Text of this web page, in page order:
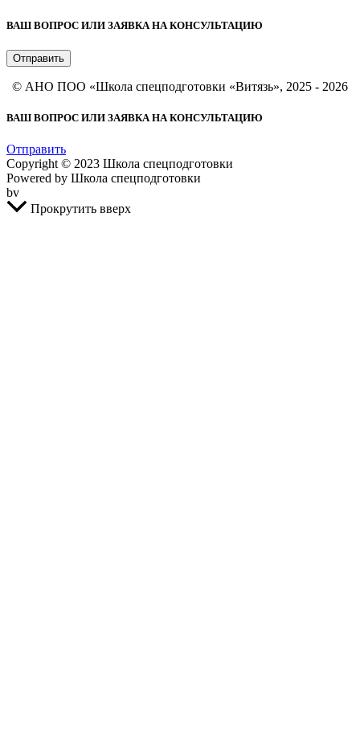
ВАШ ВОПРОС ИЛИ ЗАЯВКА НА КОНСУЛЬТАЦИЮ
Отправить
© АНО ПОО «Школа спецподготовки «Витязь», 2025 - 2026
ВАШ ВОПРОС ИЛИ ЗАЯВКА НА КОНСУЛЬТАЦИЮ
Отправить
Copyright © 2023 Школа спецподготовки
Powered by Школа спецподготовки
bv
Прокрутить вверх